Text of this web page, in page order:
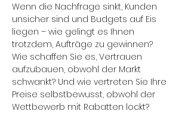
Wenn die Nachfrage sinkt, Kunden
unsicher sind und Budgets auf Eis
liegen – wie gelingt es Ihnen
trotzdem, Aufträge zu gewinnen?
Wie schaffen Sie es, Vertrauen
aufzubauen, obwohl der Markt
schwankt? Und wie vertreten Sie Ihre
Preise selbstbewusst, obwohl der
Wettbewerb mit Rabatten lockt?